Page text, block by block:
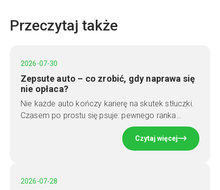
Przeczytaj także
2026-07-30
Zepsute auto – co zrobić, gdy naprawa się
nie opłaca?
Nie każde auto kończy karierę na skutek stłuczki.
Czasem po prostu się psuje: pewnego ranka…
Czytaj więcej
2026-07-28